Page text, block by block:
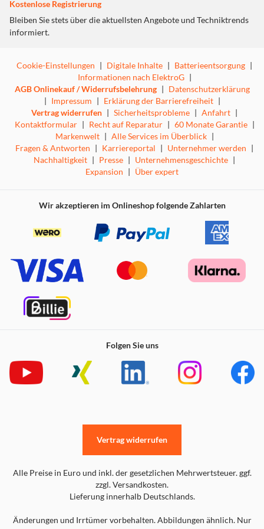
Kostenlose Registrierung
Bleiben Sie stets über die aktuellsten Angebote und Techniktrends
informiert.
Cookie-Einstellungen | Digitale Inhalte | Batterieentsorgung |
Informationen nach ElektroG |
AGB Onlinekauf / Widerrufsbelehrung | Datenschutzerklärung
| Impressum | Erklärung der Barrierefreiheit |
Vertrag widerrufen | Sicherheitsprobleme | Anfahrt |
Kontaktformular | Recht auf Reparatur | 60 Monate Garantie |
Markenwelt | Alle Services im Überblick |
Fragen & Antworten | Karriereportal | Unternehmer werden |
Nachhaltigkeit | Presse | Unternehmensgeschichte |
Expansion | Über expert
Wir akzeptieren im Onlineshop folgende Zahlarten
Folgen Sie uns
Alle Preise in Euro und inkl. der gesetzlichen Mehrwertsteuer. ggf.
zzgl. Versandkosten.
Lieferung innerhalb Deutschlands.
Änderungen und Irrtümer vorbehalten. Abbildungen ähnlich. Nur
Vertrag widerrufen